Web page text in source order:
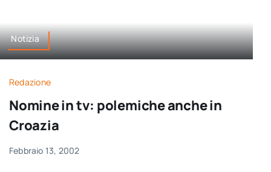
Notizia
Redazione
Nomine in tv: polemiche anche in
Croazia
Febbraio 13, 2002